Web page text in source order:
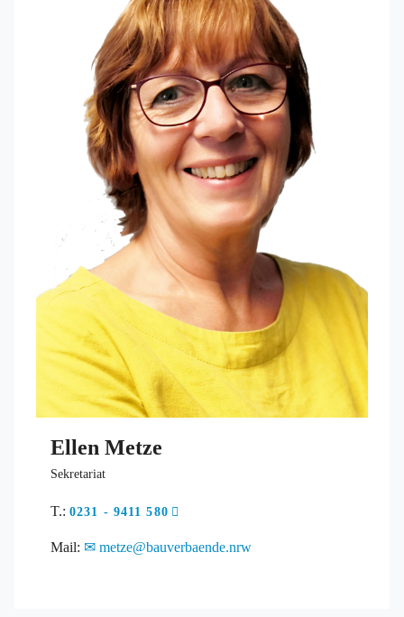
Ellen Metze
Sekretariat
T.: 0231 - 9411 580
Mail: metze@bauverbaende.nrw